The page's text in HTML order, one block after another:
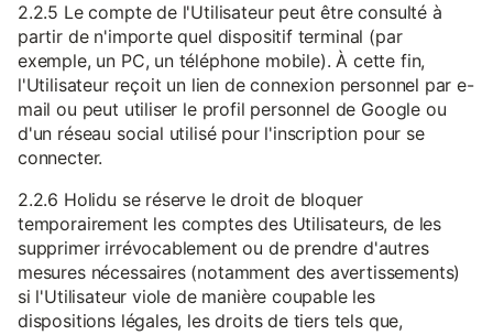
2.2.5 Le compte de l'Utilisateur peut être consulté à
partir de n'importe quel dispositif terminal (par
exemple, un PC, un téléphone mobile). À cette fin,
l'Utilisateur reçoit un lien de connexion personnel par e-
mail ou peut utiliser le profil personnel de Google ou
d'un réseau social utilisé pour l'inscription pour se
connecter.
2.2.6 Holidu se réserve le droit de bloquer
temporairement les comptes des Utilisateurs, de les
supprimer irrévocablement ou de prendre d'autres
mesures nécessaires (notamment des avertissements)
si l'Utilisateur viole de manière coupable les
dispositions légales, les droits de tiers tels que,